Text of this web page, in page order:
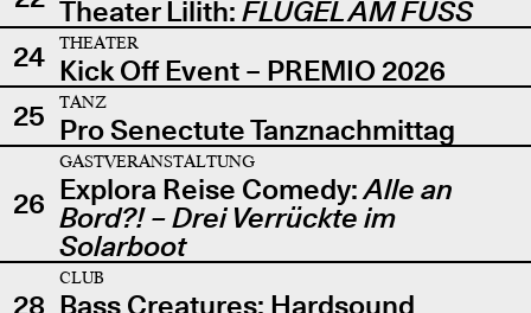
Theater Lilith: FLÜGEL AM FUSS
24
THEATER
Kick Off Event – PREMIO 2026
25
TANZ
Pro Senectute Tanznachmittag
26
GASTVERANSTALTUNG
Explora Reise Comedy:Alle an
Bord?! – Drei Verrückte im
Solarboot
28
CLUB
Bass Creatures: Hardsound